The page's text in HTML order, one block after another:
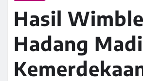
Hasil
Hadang